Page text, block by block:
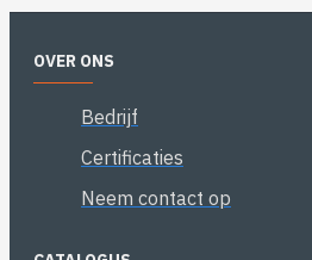
OVER ONS
Bedrijf
Certificaties
Neem contact op